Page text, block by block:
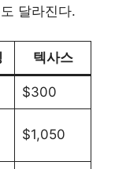
달라진다.
텍사스
$300
$1,050